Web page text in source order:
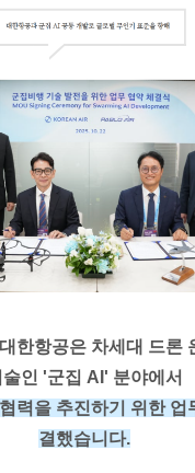
한항공은 차세대 드론
술인 '군집 AI' 분야에서
력을 추진하기 위한 업
결했습니다.